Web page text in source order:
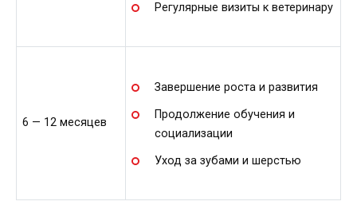
Регулярные визиты к ветеринару
6 — 12 месяцев
Завершение роста и развития
Продолжение обучения и
социализации
Уход за зубами и шерстью